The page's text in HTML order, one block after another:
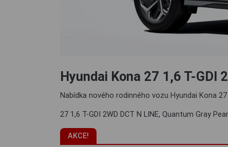
Hyundai Kona 27 1,6 T-GDI
Nabídka nového rodinného vozu Hyundai Kona 27
27 1,6 T-GDI 2WD DCT N LINE, Quantum Gray
AKCE!